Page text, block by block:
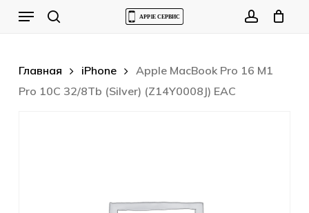
Menu
Главная iPhone
Apple MacBook Pro 16 M1
Pro 10C 32/8Tb (Silver) (Z14Y0008J) EAC